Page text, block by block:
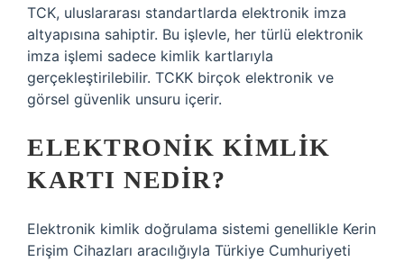
TCK, uluslararası standartlarda elektronik imza
altyapısına sahiptir. Bu işlevle, her türlü elektronik
imza işlemi sadece kimlik kartlarıyla
gerçekleştirilebilir. TCKK birçok elektronik ve
görsel güvenlik unsuru içerir.
ELEKTRONIK KIMLIK
KARTI NEDIR?
Elektronik kimlik doğrulama sistemi genellikle Kerin
Erişim Cihazları aracılığıyla Türkiye Cumhuriyeti